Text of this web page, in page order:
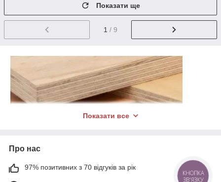
Показати ще
1 / 9
Показати все
Про нас
97% позитивних з 70 відгуків за рік
КНОПКА
ЗВ'ЯЗКУ